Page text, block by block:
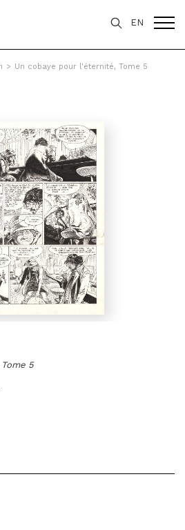
EN
> Un cobaye pour l'éternité, Tome 5
5